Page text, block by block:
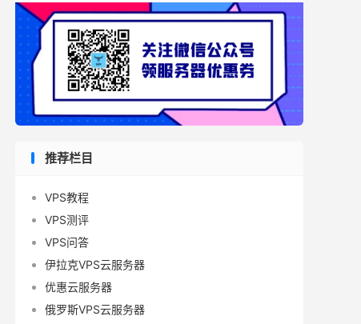
推荐栏目
VPS教程
VPS测评
VPS问答
伊拉克VPS云服务器
优惠云服务器
俄罗斯VPS云服务器